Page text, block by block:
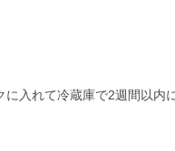
入れて冷蔵庫で2週間以内